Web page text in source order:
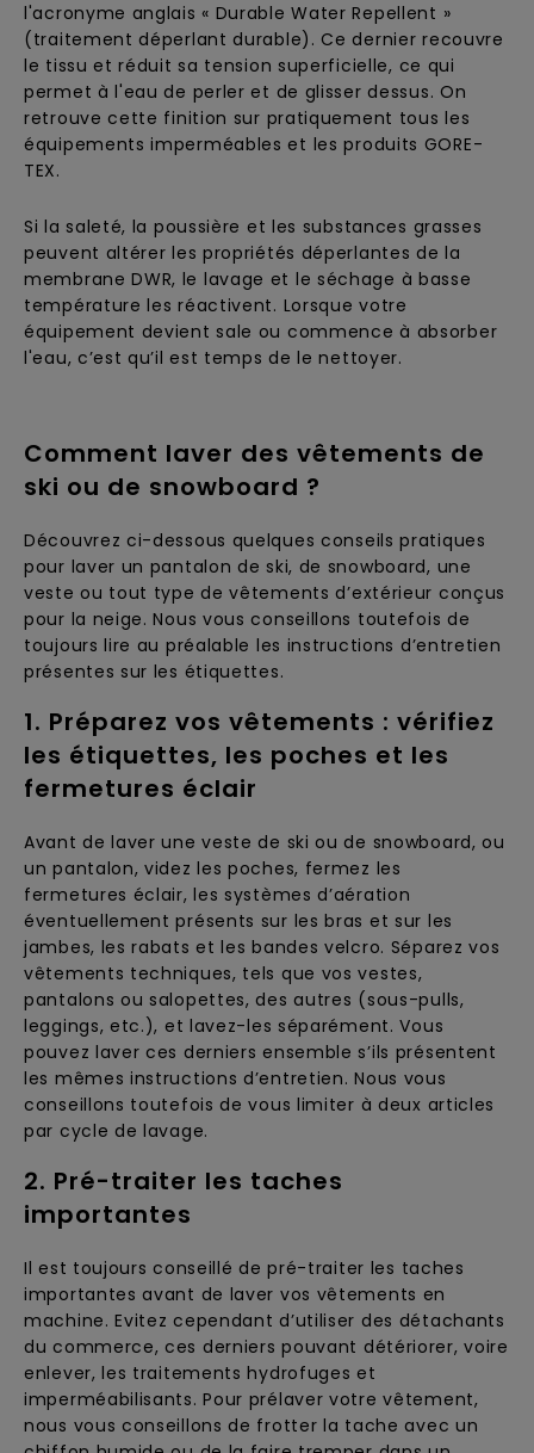
l'acronyme anglais « Durable Water Repellent »
(traitement déperlant durable). Ce dernier recouvre
le tissu et réduit sa tension superficielle, ce qui
permet à l'eau de perler et de glisser dessus. On
retrouve cette finition sur pratiquement tous les
équipements imperméables et les produits GORE-
TEX.
Si la saleté, la poussière et les substances grasses
peuvent altérer les propriétés déperlantes de la
membrane DWR, le lavage et le séchage à basse
température les réactivent. Lorsque votre
équipement devient sale ou commence à absorber
l'eau, c’est qu’il est temps de le nettoyer.
Comment laver des vêtements de
ski ou de snowboard ?
Découvrez ci-dessous quelques conseils pratiques
pour laver un pantalon de ski, de snowboard, une
veste ou tout type de vêtements d’extérieur conçus
pour la neige. Nous vous conseillons toutefois de
toujours lire au préalable les instructions d’entretien
présentes sur les étiquettes.
1. Préparez vos vêtements : vérifiez
les étiquettes, les poches et les
fermetures éclair
Avant de laver une veste de ski ou de snowboard, ou
un pantalon, videz les poches, fermez les
fermetures éclair, les systèmes d’aération
éventuellement présents sur les bras et sur les
jambes, les rabats et les bandes velcro. Séparez vos
vêtements techniques, tels que vos vestes,
pantalons ou salopettes, des autres (sous-pulls,
leggings, etc.), et lavez-les séparément. Vous
pouvez laver ces derniers ensemble s’ils présentent
les mêmes instructions d’entretien. Nous vous
conseillons toutefois de vous limiter à deux articles
par cycle de lavage.
2. Pré-traiter les taches
importantes
Il est toujours conseillé de pré-traiter les taches
importantes avant de laver vos vêtements en
machine. Evitez cependant d’utiliser des détachants
du commerce, ces derniers pouvant détériorer, voire
enlever, les traitements hydrofuges et
imperméabilisants. Pour prélaver votre vêtement,
nous vous conseillons de frotter la tache avec un